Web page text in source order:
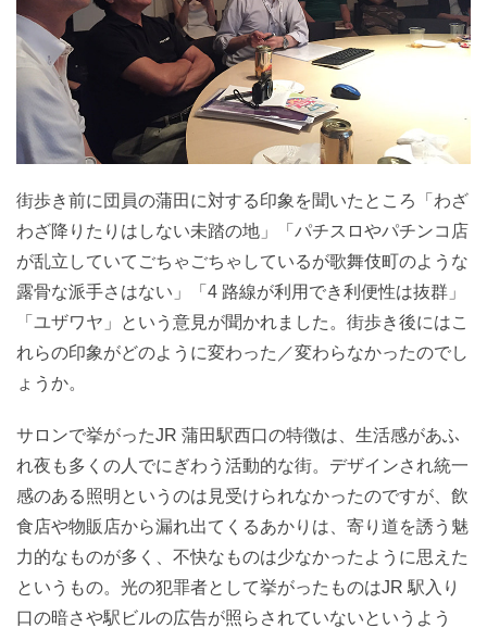
街歩き前に団員の蒲田に対する印象を聞いたところ「わざ
わざ降りたりはしない未踏の地」「パチスロやパチンコ店
が乱立していてごちゃごちゃしているが歌舞伎町のような
露骨な派手さはない」「4 路線が利用でき利便性は抜群」
「ユザワヤ」という意見が聞かれました。街歩き後にはこ
れらの印象がどのように変わった／変わらなかったのでし
ょうか。
サロンで挙がったJR 蒲田駅西口の特徴は、生活感があふ
れ夜も多くの人でにぎわう活動的な街。デザインされ統一
感のある照明というのは見受けられなかったのですが、飲
食店や物販店から漏れ出てくるあかりは、寄り道を誘う魅
力的なものが多く、不快なものは少なかったように思えた
というもの。光の犯罪者として挙がったものはJR 駅入り
口の暗さや駅ビルの広告が照らされていないというよう